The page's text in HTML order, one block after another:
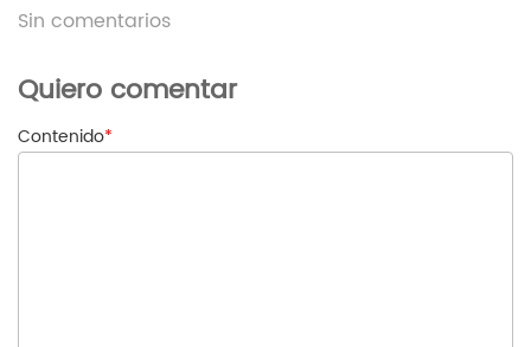
Sin comentarios
Quiero comentar
Contenido*